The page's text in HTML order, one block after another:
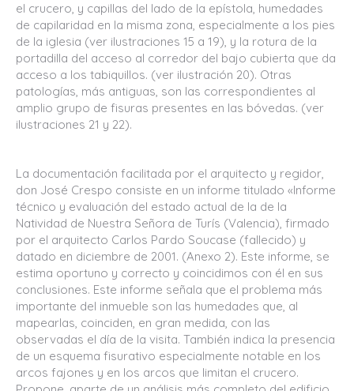
el crucero, y capillas del lado de la epístola, humedades
de capilaridad en la misma zona, especialmente a los pies
de la iglesia (ver ilustraciones 15 a 19), y la rotura de la
portadilla del acceso al corredor del bajo cubierta que da
acceso a los tabiquillos. (ver ilustración 20). Otras
patologías, más antiguas, son las correspondientes al
amplio grupo de fisuras presentes en las bóvedas. (ver
ilustraciones 21 y 22).
La documentación facilitada por el arquitecto y regidor,
don José Crespo consiste en un informe titulado «Informe
técnico y evaluación del estado actual de la de la
Natividad de Nuestra Señora de Turís (Valencia), firmado
por el arquitecto Carlos Pardo Soucase (fallecido) y
datado en diciembre de 2001. (Anexo 2). Este informe, se
estima oportuno y correcto y coincidimos con él en sus
conclusiones. Este informe señala que el problema más
importante del inmueble son las humedades que, al
mapearlas, coinciden, en gran medida, con las
observadas el día de la visita. También indica la presencia
de un esquema fisurativo especialmente notable en los
arcos fajones y en los arcos que limitan el crucero.